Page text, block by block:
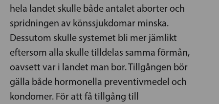
hela landet skulle både antalet aborter och
spridningen av könssjukdomar minska.
Dessutom skulle systemet bli mer jämlikt
eftersom alla skulle tilldelas samma förmån,
oavsett var i landet man bor. Tillgången bör
gälla både hormonella preventivmedel och
kondomer. För att få tillgång till